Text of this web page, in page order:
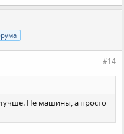
#14
Не машины, а просто